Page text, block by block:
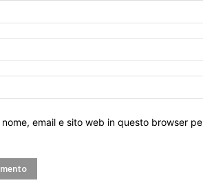
nome, email e sito web in questo browser